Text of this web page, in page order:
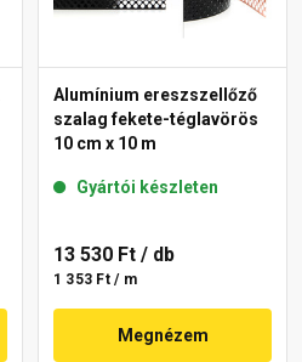
Alumínium ereszszellőző
szalag fekete-téglavörös
10 cm x 10 m
Gyártói készleten
13 530 Ft / db
1 353 Ft / m
Megnézem